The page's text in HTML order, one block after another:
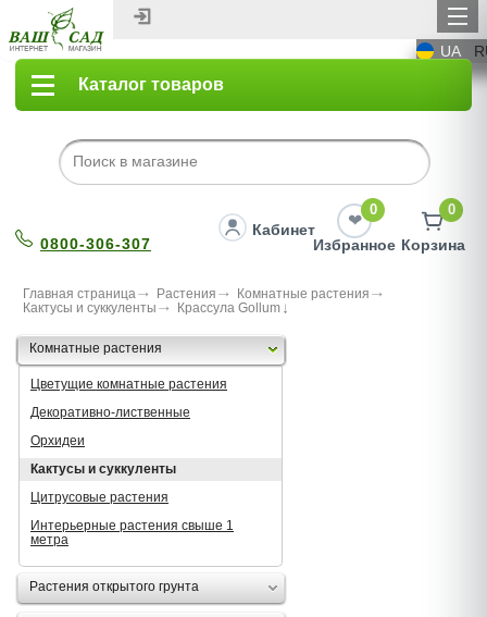
UA
Каталог товаров
0800-306-307
Кабинет
0
Избранное
0
Корзина
Главная страница Растения
Комнатные растения
Кактусы и суккуленты
Крассула Gollum
Комнатные растения
Цветущие комнатные растения
Декоративно-лиственные
Орхидеи
Кактусы и суккуленты
Цитрусовые растения
Интерьерные растения свыше 1
метра
Растения открытого грунта